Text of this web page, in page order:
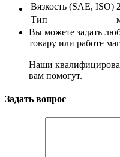
Вязкость (SAE, ISO)
Тип
Вы можете задать
товару или работе
Наши
вам помогут.
Задать вопрос